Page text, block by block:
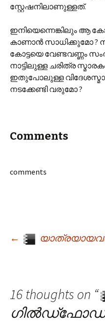
സ്റ്റേഷനിലാണുള്ളത്.
ഇനിയെന്നെങ്കിലും ആ
കാണാന്‍ സാധിക്കുമോ ?
കോട്ടയെ വേണ്ടവണ്ണം
നാട്ടിലുള്ള ചരിത്ര
ഇതുപോലുള്ള
നടക്കേണ്ടി വരുമോ ?
Comments
comments
←
16 thoughts on “
ഗില്‍‍ഡ്‌ഫോ‍ഡ്